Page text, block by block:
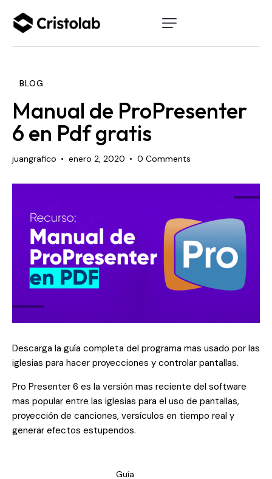
BLOG
Manual de ProPresenter
6 en Pdf gratis
juangrafico enero 2, 2020 0 Comments
Descarga la guía completa del programa mas usado por las
iglesias para hacer proyecciones y controlar pantallas.
Pro Presenter 6 es la versión mas reciente del software
mas popular entre las iglesias para el uso de pantallas,
proyección de canciones, versículos en tiempo real y
generar efectos estupendos.
Guía